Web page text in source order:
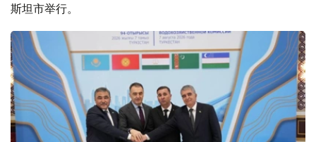
斯坦市举行。